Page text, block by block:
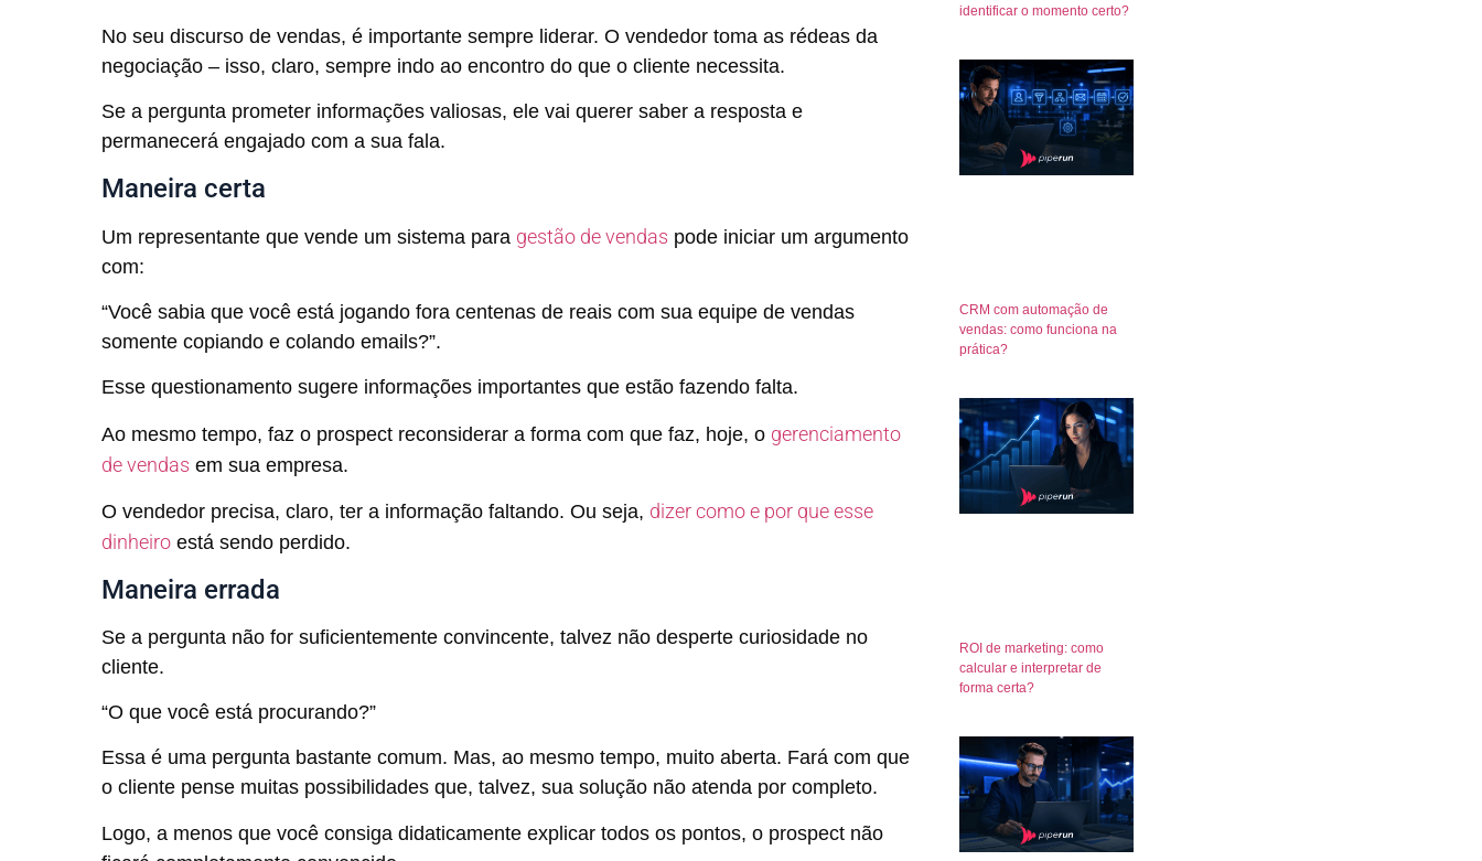
No seu discurso de vendas, é importante sempre liderar. O vendedor toma as rédeas da
negociação – isso, claro, sempre indo ao encontro do que o cliente necessita.
Se a pergunta prometer informações valiosas, ele vai querer saber a resposta e
permanecerá engajado com a sua fala.
Maneira certa
Um representante que vende um sistema para gestão de vendas pode iniciar um argumento
com:
“Você sabia que você está jogando fora centenas de reais com sua equipe de vendas
somente copiando e colando emails?”.
Esse questionamento sugere informações importantes que estão fazendo falta.
Ao mesmo tempo, faz o prospect reconsiderar a forma com que faz, hoje, o gerenciamento
de vendas em sua empresa.
O vendedor precisa, claro, ter a informação faltando. Ou seja, dizer como e por que esse
dinheiro está sendo perdido.
Maneira errada
Se a pergunta não for suficientemente convincente, talvez não desperte curiosidade no
cliente.
“O que você está procurando?”
Essa é uma pergunta bastante comum. Mas, ao mesmo tempo, muito aberta. Fará com que
o cliente pense muitas possibilidades que, talvez, sua solução não atenda por completo.
Logo, a menos que você consiga didaticamente explicar todos os pontos, o prospect não
identificar o momento certo?
CRM com automação de
vendas: como funciona na
prática?
ROI de marketing: como
calcular e interpretar de
forma certa?